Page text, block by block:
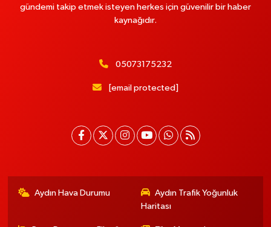
gündemi takip etmek isteyen herkes için güvenilir bir haber
kaynağıdır.
05073175232
[email protected]
Aydın Hava Durumu
Aydın Trafik Yoğunluk
Haritası